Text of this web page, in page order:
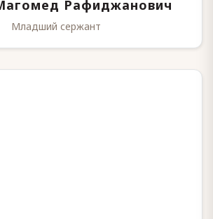
Рафиджанович
Младший сержант